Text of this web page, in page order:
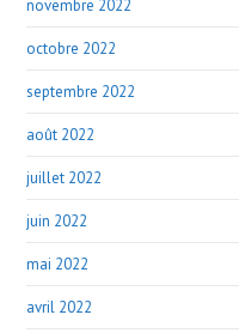
novembre 2022
octobre 2022
septembre 2022
août 2022
juillet 2022
juin 2022
mai 2022
avril 2022